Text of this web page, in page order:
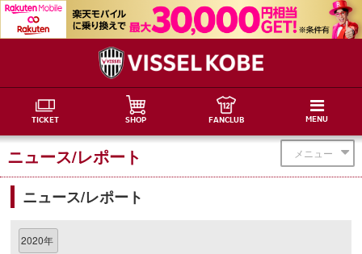
TICKET SHOP FANCLUB MENU
メニュー
ニュース/レポート
ニュース/レポート